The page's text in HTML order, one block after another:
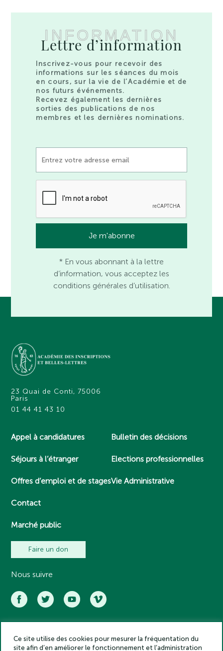
INFORMATION
Lettre d’information
Inscrivez-vous pour recevoir des
informations sur les séances du mois
en cours, sur la vie de l’Académie et de
nos futurs événements.
Recevez également les dernières
sorties des publications de nos
membres et les dernières nominations.
* En vous abonnant à la lettre
d’information, vous acceptez les
conditions générales d’utilisation.
23 Quai de Conti, 75006
Paris
01 44 41 43 10
Appel à candidatures
Séjours à l’étranger
Offres d’emploi et de stages
Contact
Marché public
Bulletin des décisions
Elections professionnelles
Vie Administrative
Faire un don
Nous suivre
Académie des inscriptions et belles lettres – Tous droits réservés
Ce site utilise des cookies pour mesurer la fréquentation du
site afin d’en améliorer le fonctionnement et l’administration